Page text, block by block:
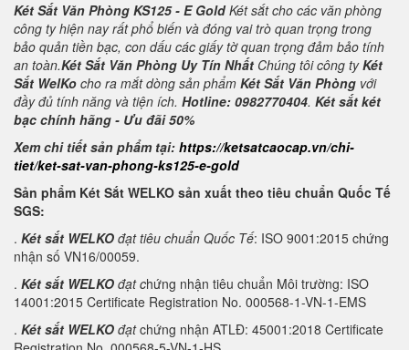
Két Sắt Văn Phòng KS125 - E GoldKét sắt cho các văn phòng
công ty hiện nay rất phổ biến và đóng vai trò quan trọng trong
bảo quản tiền bạc, con dấu các giấy tờ quan trọng đảm bảo tính
an toàn.Két Sắt Văn Phòng Uy Tín Nhất Chúng tôi công tyKét
Sắt WelKo cho ra mắt dòng sản phẩm Két Sắt Văn Phòng với
đầy đủ tính năng và tiện ích. Hotline: 0982770404. Két sắt két
bạc chính hãng - Ưu đãi 50%
Xem chi tiết sản phẩm tại: https://ketsatcaocap.vn/chi-
tiet/ket-sat-van-phong-ks125-e-gold
Sản phẩm Két Sắt WELKO sản xuất theo tiêu chuẩn Quốc Tế
SGS:
. Két sắt WELKO đạt tiêu chuẩn Quốc Tế: ISO 9001:2015 chứng
nhận số VN16/00059.
. Két sắt WELKO đạt chứng nhận tiêu chuẩn Môi trường: ISO
14001:2015 Certificate Registration No. 000568-1-VN-1-EMS
. Két sắt WELKO đạtchứng nhận ATLĐ: 45001:2018 Certificate